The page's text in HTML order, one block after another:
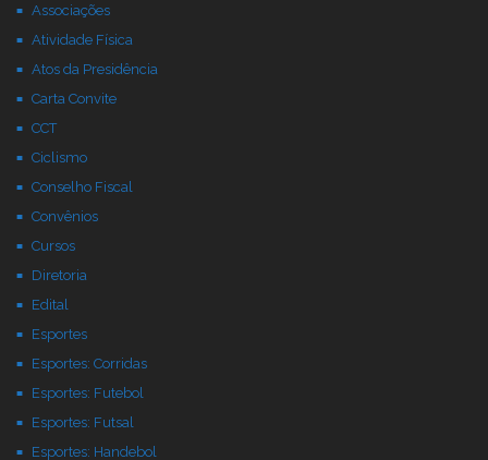
Associações
Atividade Física
Atos da Presidência
Carta Convite
CCT
Ciclismo
Conselho Fiscal
Convênios
Cursos
Diretoria
Edital
Esportes
Esportes: Corridas
Esportes: Futebol
Esportes: Futsal
Esportes: Handebol